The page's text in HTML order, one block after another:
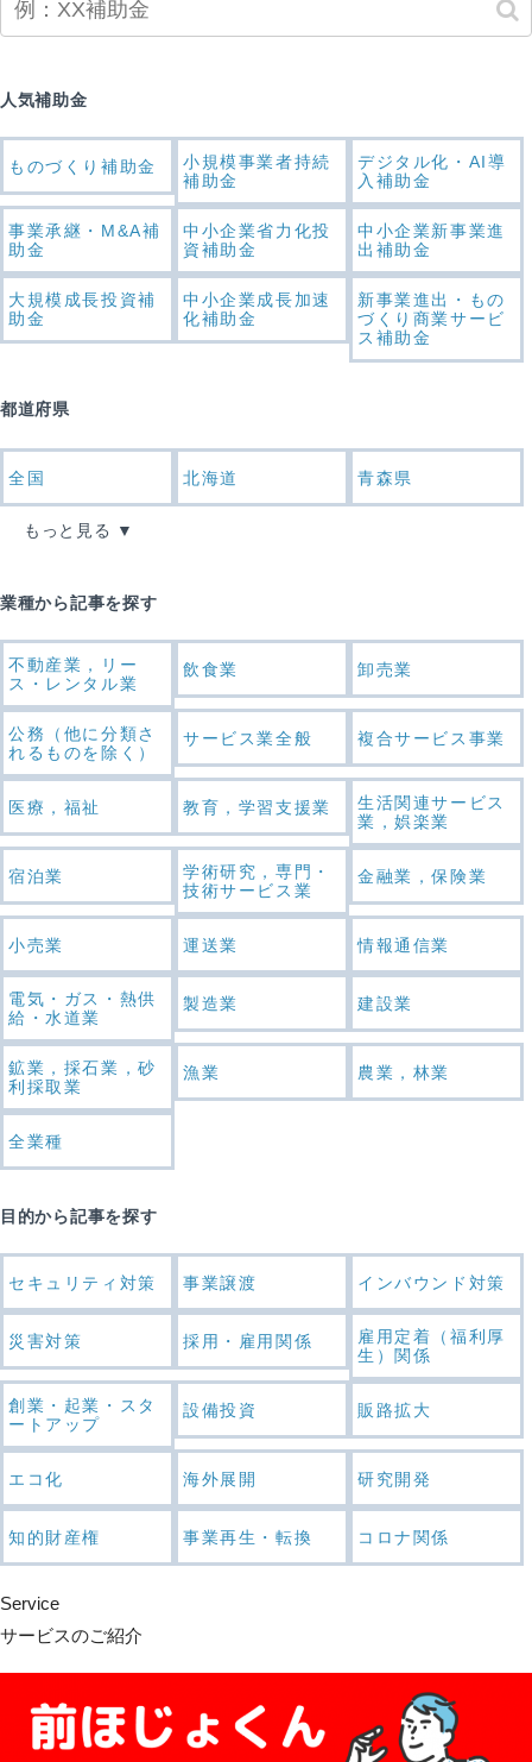
人気補助金
ものづくり補助金
小規模事業者持続
補助金
デジタル化・AI導
入補助金
事業承継・M&A補
助金
中小企業省力化投
資補助金
中小企業新事業進
出補助金
大規模成長投資補
助金
中小企業成長加速
化補助金
新事業進出・もの
づくり商業サービ
ス補助金
都道府県
全国 北海道 青森県
もっと見る
業種から記事を探す
不動産業，リー
ス・レンタル業
飲食業 卸売業
公務（他に分類さ
れるものを除く）
サービス業全般 複合サービス事業
医療，福祉 教育，学習支援業
生活関連サービス
業，娯楽業
宿泊業
学術研究，専門・
技術サービス業
金融業，保険業
小売業 運送業 情報通信業
電気・ガス・熱供
給・水道業
製造業 建設業
鉱業，採石業，砂
利採取業
漁業 農業，林業
全業種
目的から記事を探す
セキュリティ対策 事業譲渡 インバウンド対策
災害対策 採用・雇用関係
雇用定着（福利厚
生）関係
創業・起業・スタ
ートアップ
設備投資 販路拡大
エコ化 海外展開 研究開発
知的財産権 事業再生・転換 コロナ関係
Service
サービスのご紹介